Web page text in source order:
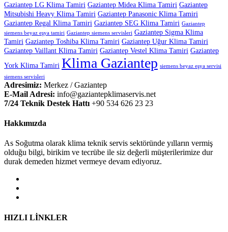
Gaziantep LG Klima Tamiri Gaziantep Midea Klima Tamiri Gaziantep
Mitsubishi Heavy Klima Tamiri Gaziantep Panasonic Klima Tamiri
Gaziantep Regal Klima Tamiri Gaziantep SEG Klima Tamiri Gaziantep
siemens beyaz eşya tamiri Gaziantep siemens servisleri Gaziantep Sigma Klima
Tamiri Gaziantep Toshiba Klima Tamiri Gaziantep Uğur Klima Tamiri
Gaziantep Vaillant Klima Tamiri Gaziantep Vestel Klima Tamiri Gaziantep
York Klima Tamiri Klima Gaziantep siemens beyaz eşya servisi
siemens servisleri
Adresimiz: Merkez / Gaziantep
E-Mail Adresi: info@gaziantepklimaservis.net
7/24 Teknik Destek Hattı +90 534 626 23 23
Hakkımızda
As Soğutma olarak klima teknik servis sektöründe yılların vermiş
olduğu bilgi, birikim ve tecrübe ile siz değerli müşterilerimize dur
durak demeden hizmet vermeye devam ediyoruz.
HIZLI LİNKLER